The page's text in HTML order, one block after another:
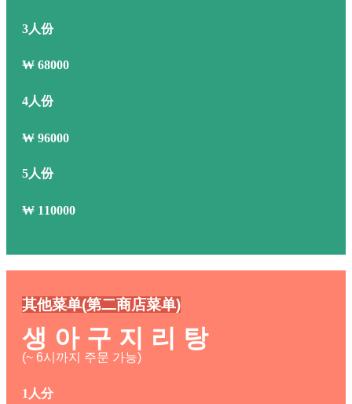
3人份
₩ 68000
4人份
₩ 96000
5人份
₩ 110000
其他菜单(第二商店菜单)
생 아 구 지 리 탕
(~ 6시까지 주문 가능)
1人分